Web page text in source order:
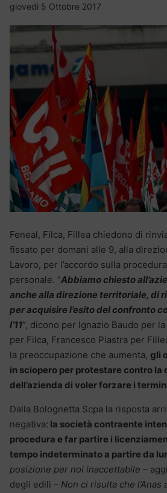
giovedì 5 Ottobre 2017
Feneal, Filca, Fillea chiedono di
fissato per domani alle 9, alla
Lavoro, per l’accordo sulla
personale. “Abbiamo chiesto
anche alla direzione territoriale, di
per acquisire l’esito del confronto
l’11”, dicono per Ignazio Baudo per la
per Filca, Francesco Piastra per
la preoccupazione che aumenta, gli
in sciopero per protestare contro la
dell’azienda di voler forzare i
Dalla Bolognetta Scpa la risposta
negativa: la società contraente
procedura e far partire i
tempo indeterminato a partire da
posizione per noi inaccettabile –
degli edili – Non ci risulta che